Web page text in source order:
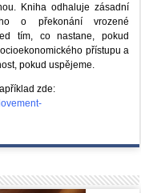
Kniha odhaluje zásadní
o překonání vrozené
tím, co nastane, pokud
přístupu a
pokud uspějeme.
zde: